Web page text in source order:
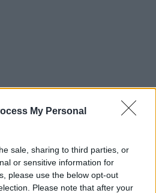
My Personal
sale, sharing to third parties, or
or sensitive information for
please use the below opt-out
Please note that after your